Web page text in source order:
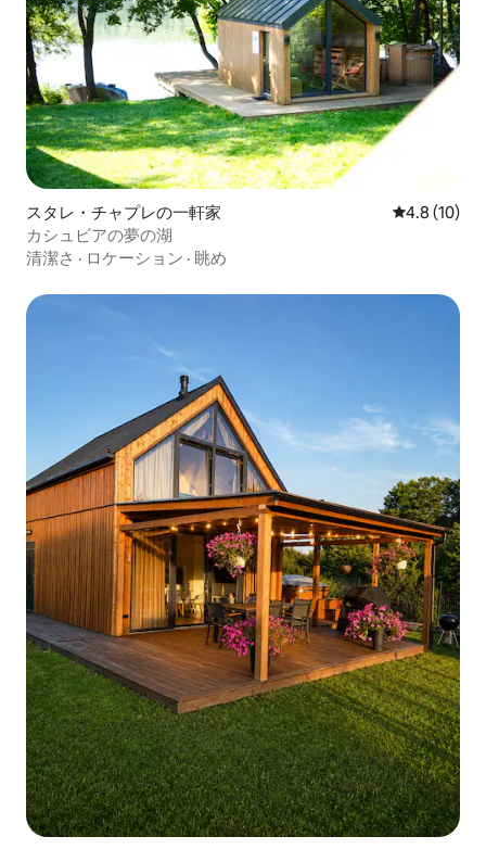
スタレ・チャプレの一軒家 レビュー10
4.8 (10)
カシュビアの夢の湖
清潔さ · ロケーション · 眺め